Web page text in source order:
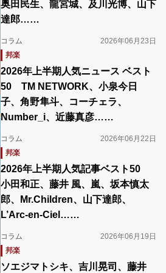
奥田民生、龍宮城、及川光博、山下
達郎……
コラム
2026年06月23日
邦楽
2026年上半期人気ニュース ベスト
50 TM NETWORK、小泉今日
子、角野隼斗、コーチェラ、
Number_i、近藤真彦……
コラム
2026年06月22日
邦楽
2026年上半期人気記事ベスト50
小田和正、藤井 風、嵐、坂本慎太
郎、Mr.Children、山下達郎、
L’Arc-en-Ciel……
コラム
2026年06月19日
邦楽
ソエジマトシキ、吉川晃司、藤井